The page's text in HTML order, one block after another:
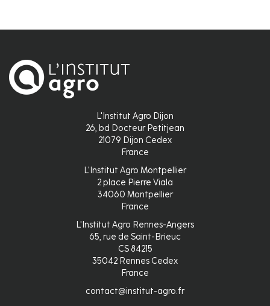
L'Institut Agro Dijon
26, bd Docteur Petitjean
21079 Dijon Cedex
France
L'Institut Agro Montpellier
2 place Pierre Viala
34060 Montpellier
France
L'Institut Agro Rennes-Angers
65, rue de Saint-Brieuc
CS 84215
35042 Rennes Cedex
France
contact@institut-agro.fr